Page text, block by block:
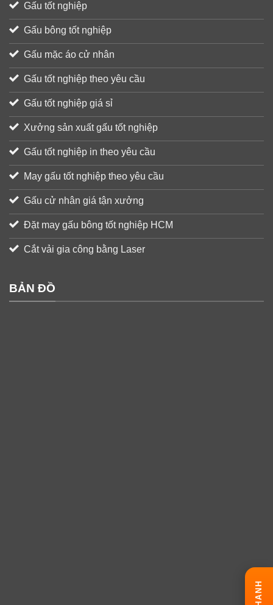
Gấu tốt nghiệp
Gấu bông tốt nghiệp
Gấu mặc áo cử nhân
Gấu tốt nghiệp theo yêu cầu
Gấu tốt nghiệp giá sỉ
Xưởng sản xuất gấu tốt nghiệp
Gấu tốt nghiệp in theo yêu cầu
May gấu tốt nghiệp theo yêu cầu
Gấu cử nhân giá tận xưởng
Đặt may gấu bông tốt nghiệp HCM
Cắt vải gia công bằng Laser
BẢN ĐỒ